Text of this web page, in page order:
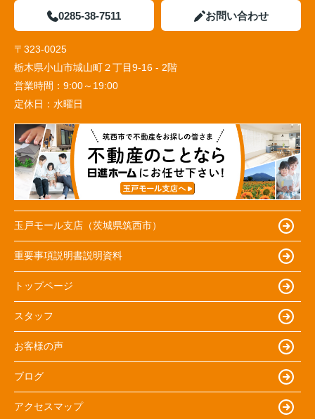
0285-38-7511 お問い合わせ
〒323-0025
栃木県小山市城山町２丁目9-16 - 2階
営業時間： 9:00～19:00
定休日： 水曜日
玉戸モール支店（茨城県筑西市）
重要事項説明書説明資料
トップページ
スタッフ
お客様の声
ブログ
アクセスマップ